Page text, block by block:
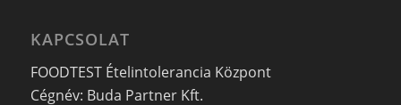
KAPCSOLAT
FOODTEST Ételintolerancia Központ
Cégnév: Buda Partner Kft.